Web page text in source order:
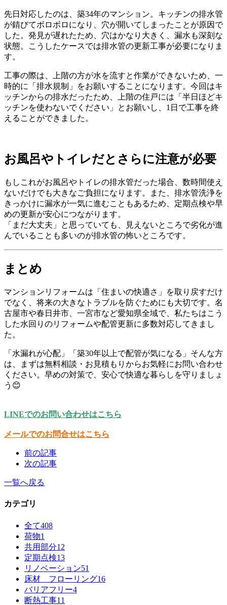
先日対応したのは、築34年のマンション。キッチンの排水管
が錆びてボロボロになり、穴が開いてしまったことが原因で
した。発見が遅れたため、穴はかなり大きく、漏水も深刻な
状態。こうしたケースでは排水管の更新工事が必要になりま
す。
工事の際は、上階の方が水を流すと作業ができないため、一
時的に「排水規制」をお願いすることになります。今回はキ
ッチンからの排水だったため、上階の住戸には「半日ほどキ
ッチンを使わないでください」とお願いし、1日で工事を終
えることができました。
お風呂やトイレだとさらに注意が必要
もしこれがお風呂やトイレの排水管だった場合、数時間使え
ないだけでも大きなご負担になります。また、排水管洗浄を
きっかけに漏水が一気に進むこともあるため、定期点検や早
めの更新が安心につながります。
「まだ大丈夫」と思っていても、見えないところで劣化が進
んでいることも多いのが排水管の怖いところです。
まとめ
マンションリフォームは「住まいの快適さ」を取り戻すだけ
でなく、将来の大きなトラブルを防ぐためにも大切です。名
古屋市や春日井市、一宮市など愛知県全域で、私たちはこう
した水回りのリフォームや配管更新に多数対応してきまし
た。
「水漏れが心配」「築30年以上で配管が気になる」そんな方
は、まずは無料相談・お見積もりからお気軽にお問い合わせ
ください。早めの対策で、安心で快適な暮らしを守りましょ
う😊
LINEでのお問い合わせはこちら
メールでのお問合せはこちら
前の記事
次の記事
一覧へ戻る
カテゴリ
全て408
荷物1
共用部分12
定期点検13
リノベーション51
床材 フローリング16
バリアフリー4
断熱工事11